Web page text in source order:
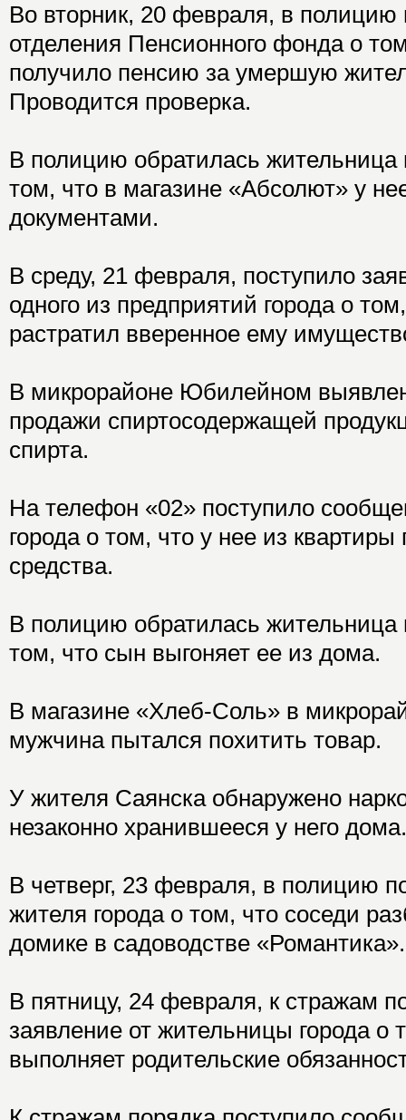
Во вторник, 20 февраля, в полицию
отделения Пенсионного фонда о
получило пенсию за умершую
Проводится проверка.
В полицию обратилась жительница
том, что в магазине «Абсолют» у
документами.
В среду, 21 февраля, поступило
одного из предприятий города о
растратил вверенное ему
В микрорайоне Юбилейном
продажи спиртосодержащей
спирта.
На телефон «02» поступило
города о том, что у нее из
средства.
В полицию обратилась жительница
том, что сын выгоняет ее из дома.
В магазине «Хлеб-Соль» в
мужчина пытался похитить товар.
У жителя Саянска обнаружено
незаконно хранившееся у него дома.
В четверг, 23 февраля, в полицию
жителя города о том, что соседи
домике в садоводстве «Романтика».
В пятницу, 24 февраля, к стражам
заявление от жительницы города о
выполняет родительские